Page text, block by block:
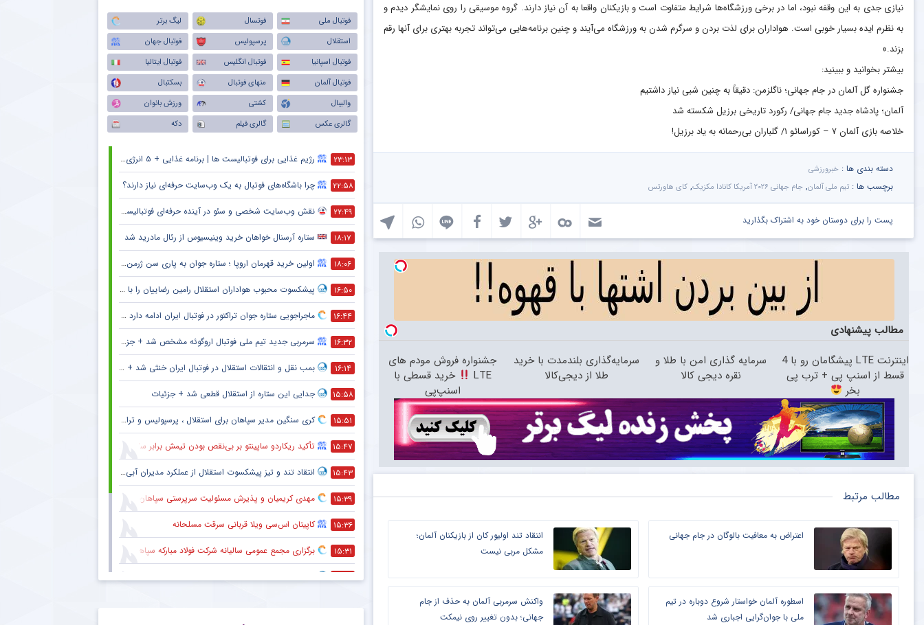
نیازی جدی به این وقفه نبود، اما در برخی ورزشگاه‌ها شرایط متفاوت است و بازیکنان واقعا به آن نیاز دارند. گروه موسیقی را روی نمایشگر دیدم و
به نظرم ایده بسیار خوبی است. هواداران برای لذت بردن و سرگرم شدن به ورزشگاه می‌آیند و چنین برنامه‌هایی می‌تواند تجربه بهتری برای آنها رقم
بزند.»
بیشتر بخوانید و ببینید:
جشنواره گل آلمان در جام جهانی؛ ناگلزمن: دقیقاً به چنین شبی نیاز داشتیم
آلمان؛ پادشاه جدید جام جهانی/ رکورد تاریخی برزیل شکسته شد
خلاصه بازی آلمان ۷ – کوراسائو ۱/ گلباران بی‌رحمانه به یاد برزیل!
دسته بندی ها : خبرورزشی
برچسب ها : تیم ملی آلمان, جام جهانی ۲۰۲۶ آمریکا کانادا مکزیک , کای هاورتس
پست را برای دوستان خود به اشتراک بگذارید
مطالب پیشنهادی
اینترنت LTE پیشگامان رو با 4
قسط از اسنپ پی + ترب پی
بخر
سرمایه گذاری امن با طلا و
نقره دیجی کالا
سرمایه‌گذاری بلندمدت با خرید
طلا از دیجی‌کالا
جشنواره فروش مودم های
LTE
خرید قسطی با
اسنپ‌پی
مطالب مرتبط
اعتراض به معافیت بالوگان در جام جهانی
انتقاد تند اولیور کان از بازیکنان آلمان؛
مشکل مربی نیست
اسطوره آلمان خواستار شروع دوباره در تیم
ملی با جوان‌گرایی اجباری شد
واکنش سرمربی آلمان به حذف از جام
جهانی؛ بدون تغییر روی نیمکت
فوتبال ملی فوتسال
لیگ برتر
استقلال
پرسپولیس
فوتبال جهان
فوتبال اسپانیا
فوتبال انگلیس
فوتبال ایتالیا
فوتبال آلمان
منهای فوتبال
بسکتبال
والیبال
کشتی
ورزش بانوان
گالری عکس
گالری فیلم دکه
۲۳:۱۳ رژیم غذایی برای فوتبالیست ها | برنامه غذایی + ۵ انرژی زا
۲۲:۵۸ چرا باشگاه‌های فوتبال به یک وب‌سایت حرفه‌ای نیاز دارند؟
۲۲:۴۹ نقش وب‌سایت شخصی و سئو در آینده حرفه‌ای فوتبالیست‌ها و مربیان
۱۸:۱۷ ستاره آرسنال خواهان خرید وینیسیوس از رئال مادرید شد
۱۸:۰۶ اولین خرید قهرمان اروپا ؛ ستاره جوان به پاری سن ژرمن می رود
۱۶:۵۰ پیشکسوت محبوب هواداران استقلال رامین رضاییان را با خاک یکسان کرد + جزئیات
۱۶:۴۴ ماجراجویی ستاره جوان تراکتور در فوتبال ایران ادامه دارد + جزئیات
۱۶:۳۲ سرمربی جدید تیم ملی فوتبال اروگوئه مشخص شد + جزئیات
۱۶:۱۴ بمب نقل و انتقالات استقلال در فوتبال ایران خنثی شد + جزئیات
۱۵:۵۸ جدایی این ستاره از استقلال قطعی شد + جزئیات
۱۵:۵۱ کری سنگین مدیر سپاهان برای استقلال ، پرسپولیس و تراکتور + جزئیات
۱۵:۴۷ تأکید ریکاردو ساپینتو بر بی‌نقص بودن تیمش برابر سالزبورگ
۱۵:۴۳ انتقاد تند و تیز پیشکسوت استقلال از عملکرد مدیران آبی + جزئیات
۱۵:۳۹ مهدی کریمیان و پذیرش مسئولیت سرپرستی سپاهان
۱۵:۳۶ کاپیتان اس‌سی ویلا قربانی سرقت مسلحانه
۱۵:۳۱ برگزاری مجمع عمومی سالیانه شرکت فولاد مبارکه سپاهان
۱۵:۲۸